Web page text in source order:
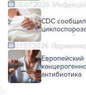
08.07.2026
CDC
07.07.2026
Европейский
антибиотика